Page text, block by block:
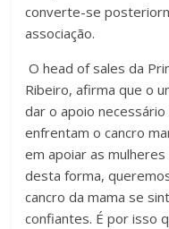
converte-se
associação.
O head of sales da
Ribeiro, afirma que o
dar o apoio
enfrentam o cancro
em apoiar as
desta forma,
cancro da mama se
confiantes. É por isso